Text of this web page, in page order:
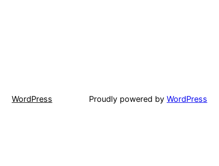
WordPress Proudly powered by WordPress